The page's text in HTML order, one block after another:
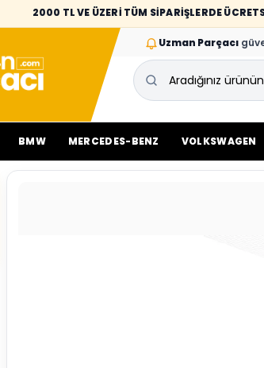
2000 TL VE ÜZERİ TÜM SİPARİŞLERDE
Uzman Parçacı
BMW MERCEDES-BENZ VOLKSWAGEN